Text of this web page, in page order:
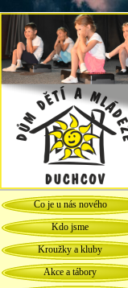
Co je u nás nového
Kdo jsme
Kroužky a kluby
Akce a tábory